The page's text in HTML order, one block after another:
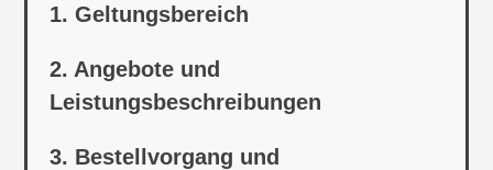
1. Geltungsbereich
2. Angebote und
Leistungsbeschreibungen
3. Bestellvorgang und